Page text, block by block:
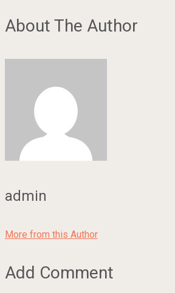
About The Author
admin
More from this Author
Add Comment